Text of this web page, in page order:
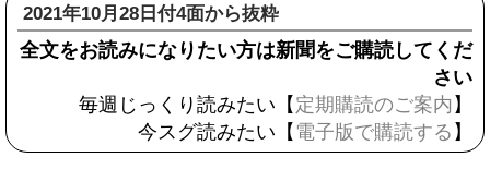
2021年10月28日付4面から抜粋
全文をお読みになりたい方は新聞をご購読してくだ
さい
毎週じっくり読みたい【 定期購読のご案内 】
今スグ読みたい【 電子版で購読する 】